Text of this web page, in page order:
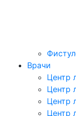
Врачи
Центр
Центр
Центр
Центр